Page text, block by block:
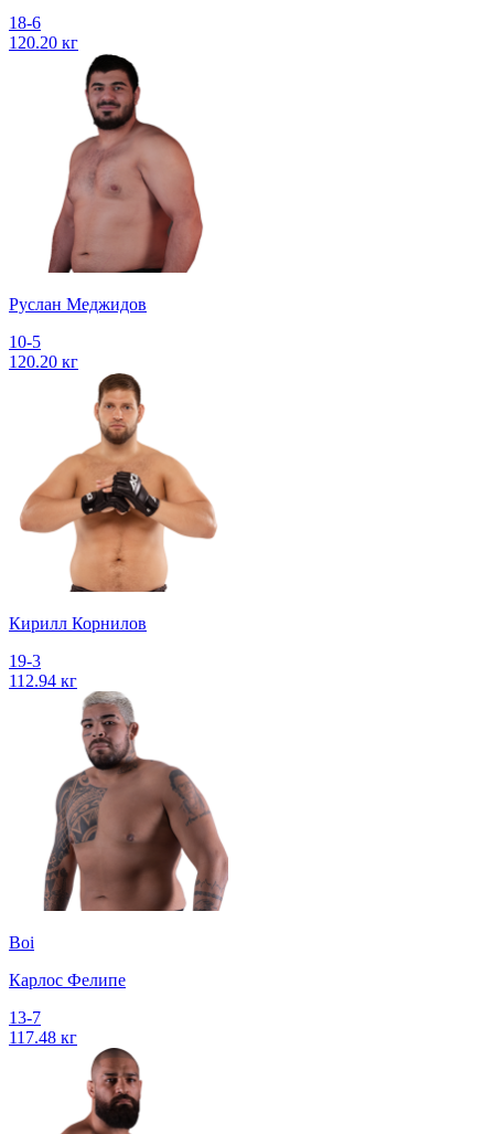
18-6
120.20 кг
Руслан Меджидов
10-5
120.20 кг
Кирилл Корнилов
19-3
112.94 кг
Boi
Карлос Фелипе
13-7
117.48 кг